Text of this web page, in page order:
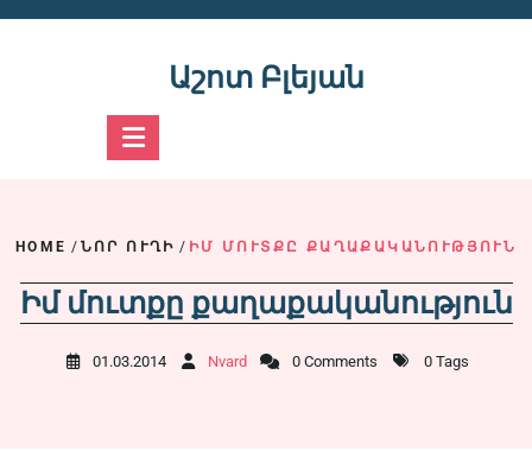
Աշոտ Բլեյան
HOME / ՆՈՐ ՈՒՂԻ / ԻՄ ՄՈՒՏՔԸ ՔԱՂԱՔԱԿԱՆՈՒԹՅՈՒՆ
Իմ մուտքը քաղաքականություն
01.03.2014 Nvard 0 Comments 0 Tags